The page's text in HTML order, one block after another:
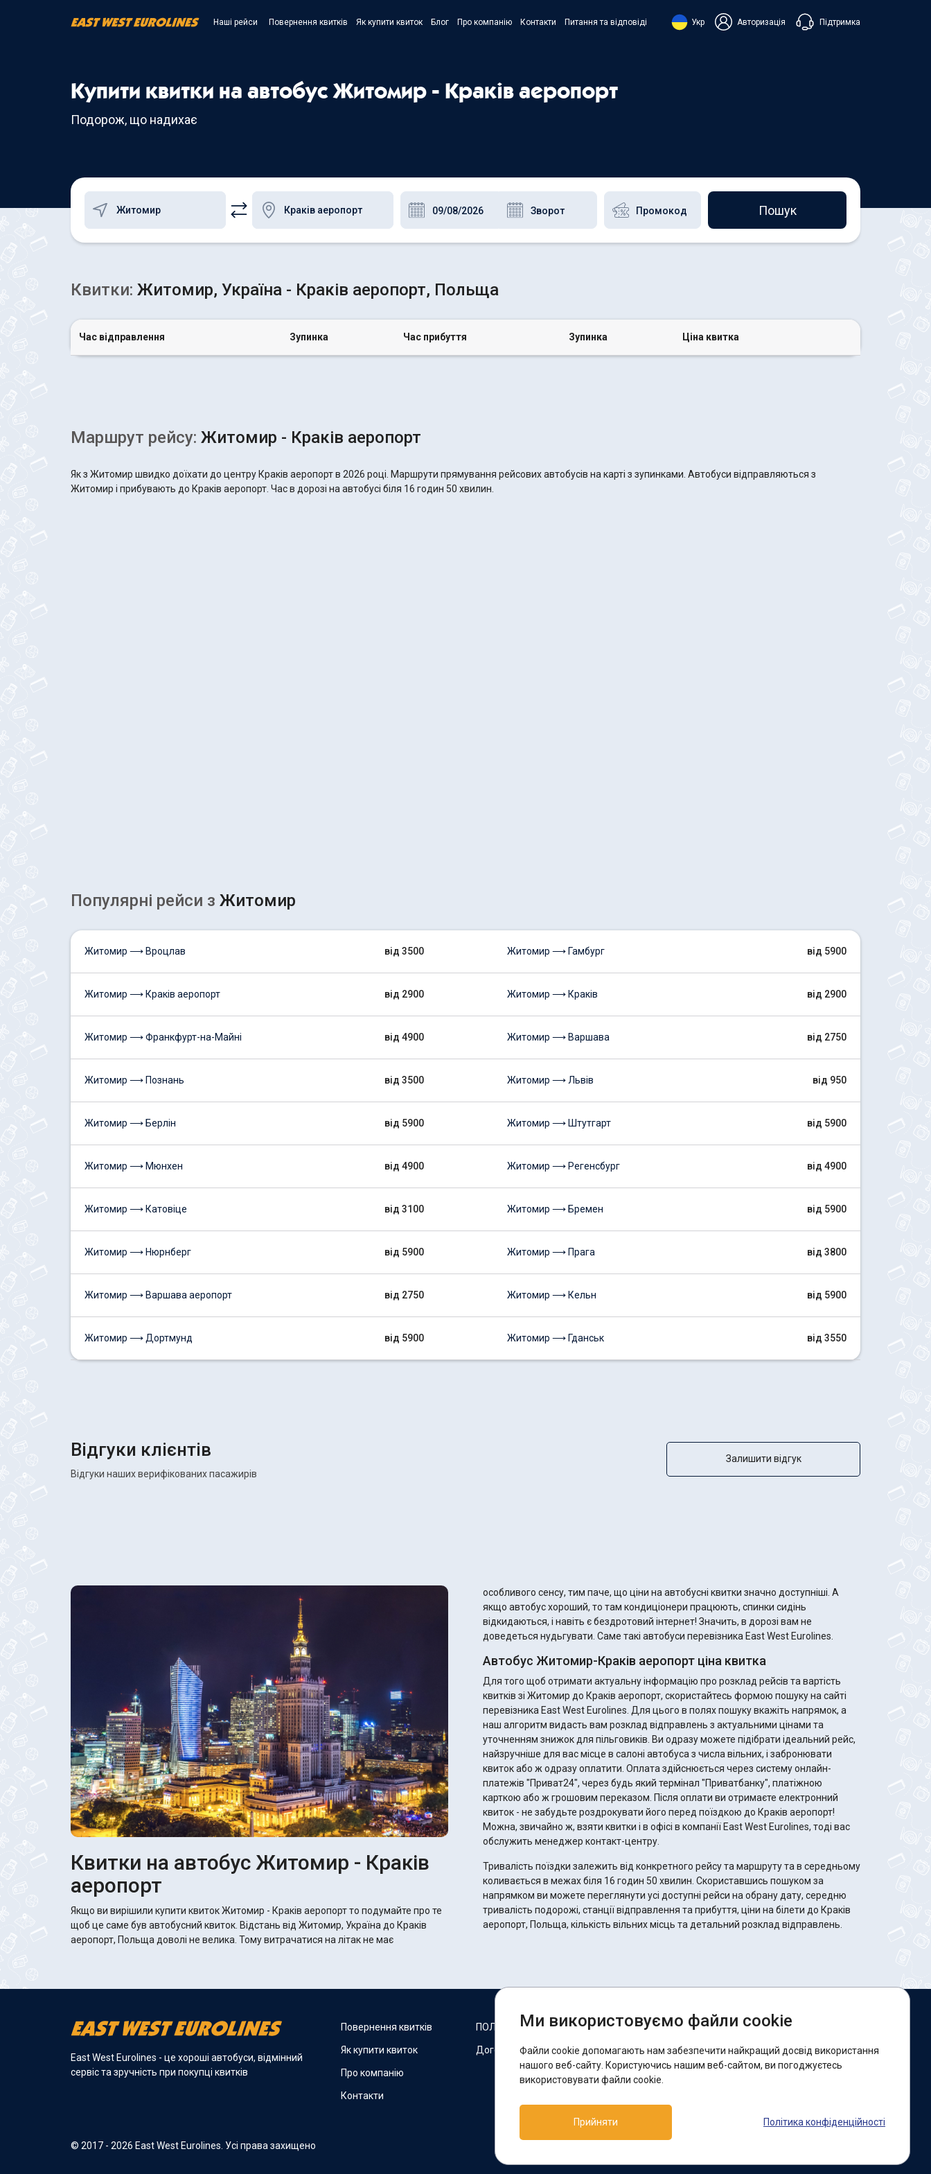
Наші рейси Повернення квитків Як купити квиток Блог Про компанію Контакти Питання та відповіді Укр
- Polski
Авторизація Підтримка
Чат в Messenger
Купити квитки на автобус Житомир - Краків аеропорт
Подорож, що надихає
Пошук
Квитки: Житомир, Україна - Краків аеропорт, Польща
Час відправлення Зупинка Час прибуття Зупинка Ціна квитка
Маршрут рейсу: Житомир - Краків аеропорт
Як з Житомир швидко доїхати до центру Краків аеропорт в 2026 році. Маршрути прямування рейсових автобусів на карті з зупинками. Автобуси відправляються з
Житомир і прибувають до Краків аеропорт. Час в дорозі на автобусі біля 16 годин 50 хвилин.
Популярні рейcи з Житомир
Житомир ⟶ Вроцлав від 3500
Житомир ⟶ Краків аеропорт від 2900
Житомир ⟶ Франкфурт-на-Майні від 4900
Житомир ⟶ Познань від 3500
Житомир ⟶ Берлін від 5900
Житомир ⟶ Мюнхен від 4900
Житомир ⟶ Катовіце від 3100
Житомир ⟶ Нюрнберг від 5900
Житомир ⟶ Варшава аеропорт від 2750
Житомир ⟶ Дортмунд від 5900
Житомир ⟶ Гамбург від 5900
Житомир ⟶ Краків від 2900
Житомир ⟶ Варшава від 2750
Житомир ⟶ Львів від 950
Житомир ⟶ Штутгарт від 5900
Житомир ⟶ Регенсбург від 4900
Житомир ⟶ Бремен від 5900
Житомир ⟶ Прага від 3800
Житомир ⟶ Кельн від 5900
Житомир ⟶ Гданськ від 3550
Відгуки клієнтів
Відгуки наших верифікованих пасажирів
Залишити відгук
Квитки на автобус Житомир - Краків
аеропорт
Якщо ви вирішили купити квиток Житомир - Краків аеропорт то подумайте про те
щоб це саме був автобусний квиток. Відстань від Житомир, Україна до Краків
аеропорт, Польща доволі не велика. Тому витрачатися на літак не має
особливого сенсу, тим паче, що ціни на автобусні квитки значно доступніші. А
якщо автобус хороший, то там кондиціонери працюють, спинки сидінь
відкидаються, і навіть є бездротовий інтернет! Значить, в дорозі вам не
доведеться нудьгувати. Саме такі автобуси перевізника East West Eurolines.
Автобус Житомир-Краків аеропорт ціна квитка
Для того щоб отримати актуальну інформацію про розклад рейсів та вартість
квитків зі Житомир до Краків аеропорт, скористайтесь формою пошуку на сайті
перевізника East West Eurolines. Для цього в полях пошуку вкажіть напрямок, а
наш алгоритм видасть вам розклад відправлень з актуальними цінами та
уточненням знижок для пільговиків. Ви одразу можете підібрати ідеальний рейс,
найзручніше для вас місце в салоні автобуса з числа вільних, і забронювати
квиток або ж одразу оплатити. Оплата здійснюється через систему онлайн-
платежів "Приват24", через будь який термінал "Приватбанку", платіжною
карткою або ж грошовим переказом. Після оплати ви отримаєте електронний
квиток - не забудьте роздрокувати його перед поїздкою до Краків аеропорт!
Можна, звичайно ж, взяти квитки і в офісі в компанії East West Eurolines, тоді вас
обслужить менеджер контакт-центру.
Тривалість поїздки залежить від конкретного рейсу та маршруту та в середньому
коливається в межах біля 16 годин 50 хвилин. Скориставшись пошуком за
напрямком ви можете переглянути усі доступні рейси на обрану дату, середню
тривалість подорожі, станції відправлення та прибуття, ціни на білети до Краків
аеропорт, Польща, кількість вільних місць та детальний розклад відправлень.
East West Eurolines - це хороші автобуси, відмінний
сервіс та зручність при покупці квитків
© 2017 - 2026 East West Eurolines. Усі права захищено
Повернення квитків
Як купити квиток
Про компанію
Контакти
ПОЛІТИКА COOKIES
Договір оферти
Ми в соцмережах:
Facebook
Підтримка:
Telegram-бот
Ми використовуємо файли cookie
Файли cookie допомагають нам забезпечити найкращий досвід використання
нашого веб-сайту. Користуючись нашим веб-сайтом, ви погоджуєтесь
використовувати файли cookie.
Прийняти Політика конфіденційності